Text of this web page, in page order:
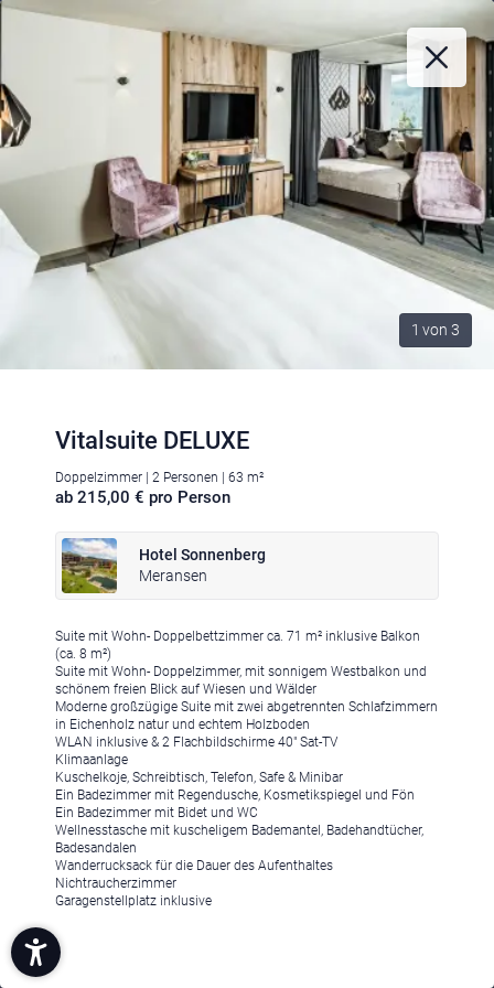
1 von 3
Vitalsuite DELUXE
Doppelzimmer | 2 Personen | 63 m²
ab 215,00 € pro Person
Hotel Sonnenberg
Meransen
Suite mit Wohn- Doppelbettzimmer ca. 71 m² inklusive Balkon
(ca. 8 m²)
Suite mit Wohn- Doppelzimmer, mit sonnigem Westbalkon und
schönem freien Blick auf Wiesen und Wälder
Moderne großzügige Suite mit zwei abgetrennten Schlafzimmern
in Eichenholz natur und echtem Holzboden
WLAN inklusive & 2 Flachbildschirme 40" Sat-TV
Klimaanlage
Kuschelkoje, Schreibtisch, Telefon, Safe & Minibar
Ein Badezimmer mit Regendusche, Kosmetikspiegel und Fön
Ein Badezimmer mit Bidet und WC
Wellnesstasche mit kuscheligem Bademantel, Badehandtücher,
Badesandalen
Wanderrucksack für die Dauer des Aufenthaltes
Nichtraucherzimmer
Garagenstellplatz inklusive